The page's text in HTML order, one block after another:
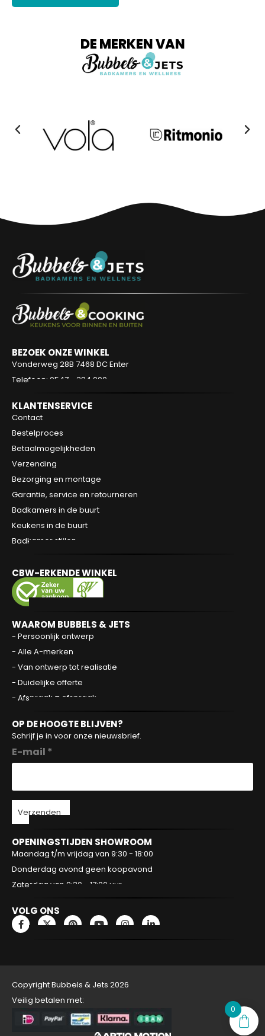
DE MERKEN VAN
BEZOEK ONZE WINKEL
Vonderweg 28B 7468 DC Enter
Telefoon: 0547 - 384 000
KLANTENSERVICE
Contact
Bestelproces
Betaalmogelijkheden
Verzending
Bezorging en montage
Garantie, service en retourneren
Badkamers in de buurt
Keukens in de buurt
Badkamer stijlen
CBW-ERKENDE WINKEL
WAAROM BUBBELS & JETS
- Persoonlijk ontwerp
- Alle A-merken
- Van ontwerp tot realisatie
- Duidelijke offerte
- Afspraak = afspraak
OP DE HOOGTE BLIJVEN?
Schrijf je in voor onze nieuwsbrief.
E-mail *
Verzenden
OPENINGSTIJDEN SHOWROOM
Maandag t/m vrijdag van 9:30 - 18:00
Donderdag avond geen koopavond
Zaterdag van 9:30 - 17:00 uur
VOLG ONS
Copyright Bubbels & Jets 2026
Veilig betalen met:
0